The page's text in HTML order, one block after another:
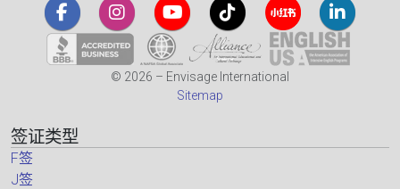
© 2026 – Envisage International
Sitemap
签证类型
F签
J签